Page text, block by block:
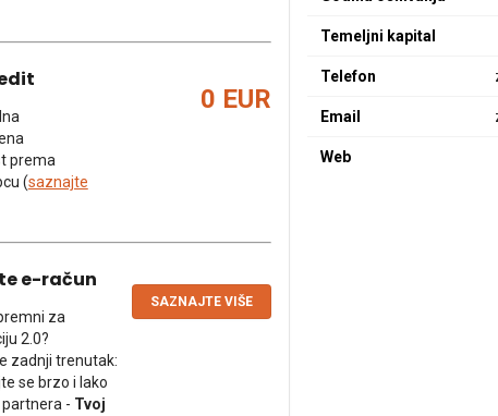
prema
(saznajte
0 EUR
e-račun
za
2.0?
zadnji trenutak:
se brzo i lako
- Tvoj
SAZNAJTE VIŠE
Temeljni kapital
Telefon
Email
Web